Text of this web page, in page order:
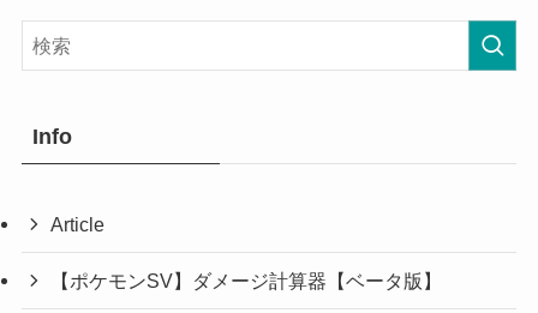
Info
Article
【ポケモンSV】ダメージ計算器【ベータ版】